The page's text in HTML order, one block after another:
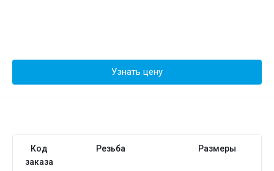
Узнать цену
Код
заказа
Резьба Размеры